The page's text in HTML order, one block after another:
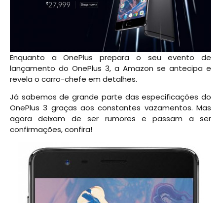
Enquanto a OnePlus prepara o seu evento de
lançamento do OnePlus 3, a Amazon se antecipa e
revela o carro-chefe em detalhes.
Já sabemos de grande parte das especificações do
OnePlus 3 graças aos constantes vazamentos. Mas
agora deixam de ser rumores e passam a ser
confirmações, confira!